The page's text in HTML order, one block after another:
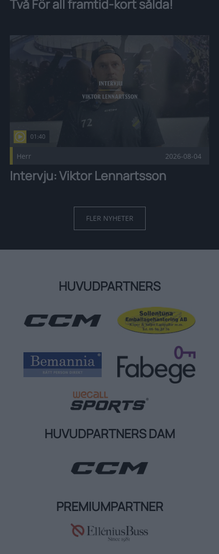
Två För all framtid-kort sålda!
01:40
Herr 2026-08-04
Intervju: Viktor Lennartsson
FLER NYHETER
HUVUDPARTNERS
HUVUDPARTNERS DAM
PREMIUMPARTNER